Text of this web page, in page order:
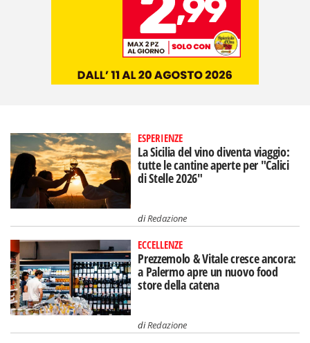
ESPERIENZE
La Sicilia del vino diventa viaggio:
tutte le cantine aperte per "Calici
di Stelle 2026"
diRedazione
ECCELLENZE
Prezzemolo & Vitale cresce ancora:
a Palermo apre un nuovo food
store della catena
diRedazione